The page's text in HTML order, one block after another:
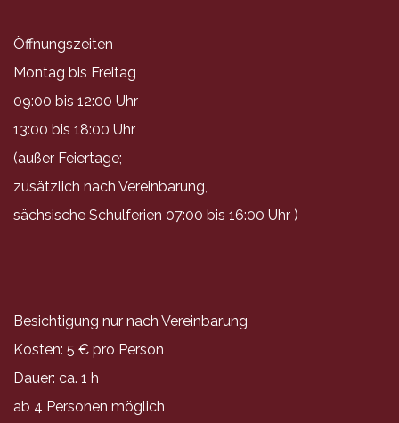
Öffnungszeiten
Montag bis Freitag
09:00 bis 12:00 Uhr
13:00 bis 18:00 Uhr
(außer Feiertage;
zusätzlich nach Vereinbarung,
sächsische Schulferien 07:00 bis 16:00 Uhr )
Besichtigung nur nach Vereinbarung
Kosten: 5 € pro Person
Dauer: ca. 1 h
ab 4 Personen möglich